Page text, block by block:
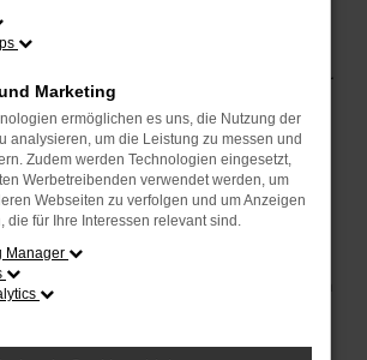
in Syke ist Ihr
Partner, wenn es um
geht. Wir bieten Ihnen nicht nur
an geprüften Fahrzeugen,
fachkundige Beratung, damit
Modell finden.
unseren zusätzlichenServices
und der bequemen
Ihres alten Fahrzeugs. Besuchen
Sie sich von der Qualität
den wir Ihnen bieten!
Marketing
ermöglichen es uns, die Nutzung der
analysieren, um die Leistung zu messen und
Zudem werden Technologien eingesetzt,
Werbetreibenden verwendet werden, um
Webseiten zu verfolgen und um Anzeigen
die für Ihre Interessen relevant sind.
Manager